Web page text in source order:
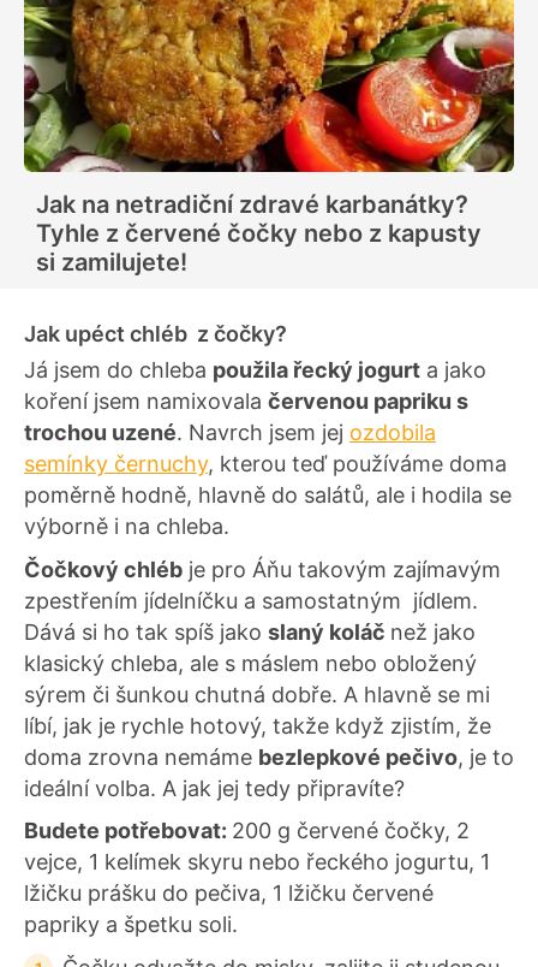
Jak na netradiční zdravé karbanátky?
Tyhle z červené čočky nebo z kapusty
si zamilujete!
Jak upéct chléb z čočky?
Já jsem do chleba použila řecký jogurt a jako
koření jsem namixovala červenou papriku s
trochou uzené. Navrch jsem jej ozdobila
semínky černuchy, kterou teď používáme doma
poměrně hodně, hlavně do salátů, ale i hodila se
výborně i na chleba.
Čočkový chléb je pro Áňu takovým zajímavým
zpestřením jídelníčku a samostatným jídlem.
Dává si ho tak spíš jako slaný koláč než jako
klasický chleba, ale s máslem nebo obložený
sýrem či šunkou chutná dobře. A hlavně se mi
líbí, jak je rychle hotový, takže když zjistím, že
doma zrovna nemáme bezlepkové pečivo, je to
ideální volba. A jak jej tedy připravíte?
Budete potřebovat: 200 g červené čočky, 2
vejce, 1 kelímek skyru nebo řeckého jogurtu, 1
lžičku prášku do pečiva, 1 lžičku červené
papriky a špetku soli.